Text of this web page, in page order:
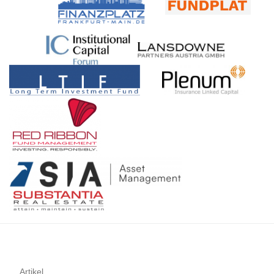
Folge von Krisen absolut nicht neu. In seiner mehr als 30-
jährigen Börsenerfahrung, davon die meiste Zeit als
der Webkonferenz mit Thomas Reinhold am Montag, den 07.
November 2022 von 09.30 Uhr bis 10.30 Uhr, will er den Gästen
vermitteln, wie man bereits im Januar 2022 mit einem
vorausschauenden Risikomanagement Extremrisiken
vorbeugen- und auf der anderen Seite einen positiven Beitrag
zur Renditeerzielung erwirtschaften konnte. Dies illustriert er mit
praktischen Beispielen aus dem von ihm beratenen Fonds. Sie
möchten an dieser Veranstaltung teilnehmen? Sehr gern,
zu Konferenzbeginn am 07.11.2022 angerufen. Die
Anmeldedaten für die Bildschirmpräsentation erhalten Sie
unmittelbar nach Eingang Ihrer Registrierung. Veranstaltung
Management)Behavioral Finance, Digitalisierung & Bewertung
für die Newsletters. Hill: Womit beschäftigen Sie sich, wenn Sie
gerade nicht Veranstaltungen planen, begleiten und moderieren?
Caduff: Wir haben ein Chalet mit grossem Umschwung. Wenn
man mit der Arbeit links fertig ist, beginnt rechts eine neue. Da
es nicht weit von St. Moritz entfernt ist, fahre ich jede freie
Minute ins Engadin. Hier bin ich glücklich. Nebst in Zürich
natürlich, wo ich seit 40 Jahren lebe. Hill: Vielen Dank für das
Gespräch. Ihnen noch viele gute Gespräche bei Ihrem
kommenden Frankfurt-Event! Quelle: www.finanzplatz-
frankfurt.de Thomas J. Caduff ist CEO der Fundplat GmbH. Er
ist seit über 40 Jahren in der Finanzindustrie tätig. Zu seinen
beruflichen Stationen gehörten das Börsenkommissariat des
Kantons Zürich, die Bank Vontobel, die Credit Suisse und die
UBS. Thomas J. Caduff diente ferner drei Jahrzehnte lang in
einer Division und mehreren Brigaden der Schweizer Armee als
Frankfurt, Köln, Hamburg – FAM Frankfurt Asset Management
AG & SIA Funds AG) – FondsboutiquenFRANKFURT, LUZERN
& KNOWHOW: Blockchain, Startups, Behavioural Finance –
Networking, Ökosysteme & Leidenschaft (INTERVIEW – Jan
Carlos Janke, HSLU – Hochschule Luzern & Swiss Digital
Finance Confererence – Veranstaltungshinweis) –
FondsboutiquenFinanzplatz Frankfurt, Knowhow & Asset
Management (fondsboutiquen.de)FINANZPLATZ FRANKFURT:
ESG, digitale Infrastruktur, Innovation & „Ökosystem Frankfurt“
(Michael Jakobi, contagi Digital Impact Group) –
Fondsboutiquen
Artikel